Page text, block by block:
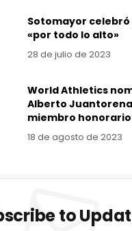
Sotomayor
«por todo lo alto»
28 de julio de 2023
World Athletics
Alberto
miembro honorario
18 de agosto de 2023
to